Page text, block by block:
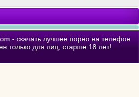
- скачать лучшее порно на телефон
только для лиц, старше 18 лет!